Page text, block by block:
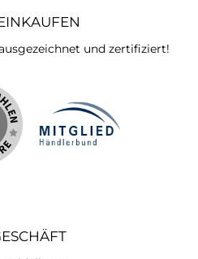
und zertifiziert!